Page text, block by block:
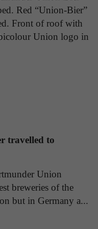
Red “Union-Bier”
Front of roof with
Union logo in
travelled to
Union
breweries of the
but in Germany a...
Wert (sog.
Identifikation (nur für
Bannern
dieser Website